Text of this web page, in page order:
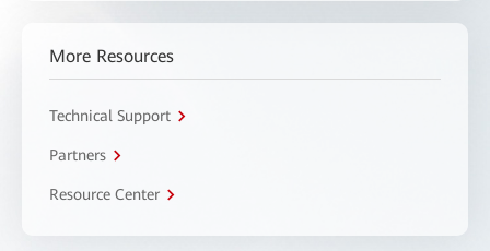
More Resources
Technical Support
Partners
Resource Center